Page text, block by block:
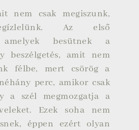
nem csak megiszunk,
Az első
amelyek besütnek a
beszélgetés, amit nem
félbe, mert csörög a
perc, amikor csak
a szél megmozgatja a
Ezek soha nem
éppen ezért olyan